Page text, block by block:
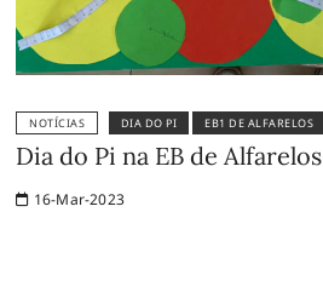
NOTÍCIAS DIA DO PI EB1 DE ALFARELOS
Dia do Pi na EB de Alfarelos
16-Mar-2023